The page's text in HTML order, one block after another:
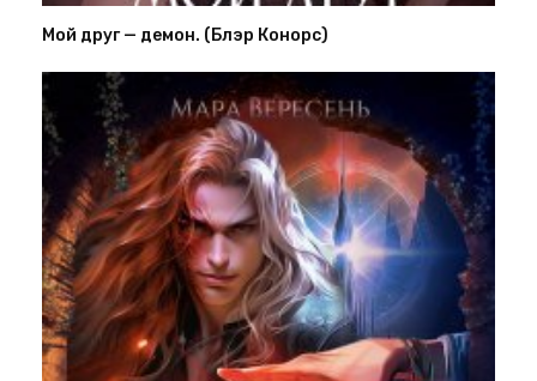
Мой друг — демон. (Блэр Конорс)